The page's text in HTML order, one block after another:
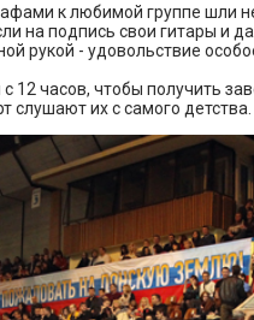
к любимой группе шли
на подпись свои гитары и
рукой - удовольствие
12 часов, чтобы получить
слушают их с самого детства.